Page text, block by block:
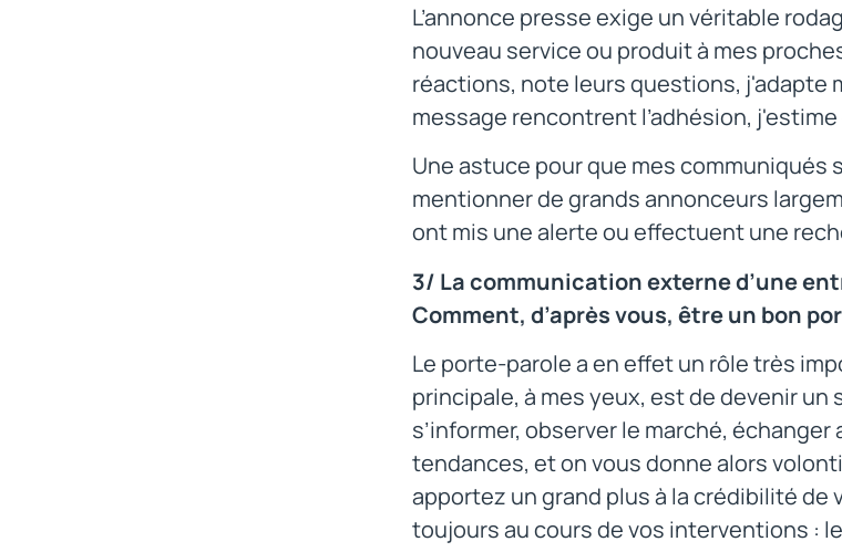
L’annonce presse exige un véritable
nouveau service ou produit à mes
réactions, note leurs questions, j'adapte
message rencontrent l’adhésion,
Une astuce pour que mes communiqués
mentionner de grands annonceurs
ont mis une alerte ou effectuent une
3/ La communication externe d’une
Comment, d’après vous, être un bon
Le porte-parole a en effet un rôle très
principale, à mes yeux, est de devenir
s’informer, observer le marché,
tendances, et on vous donne alors
apportez un grand plus à la crédibilité
toujours au cours de vos interventions :